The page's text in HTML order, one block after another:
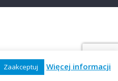
Zaakceptuj Więcej informacji